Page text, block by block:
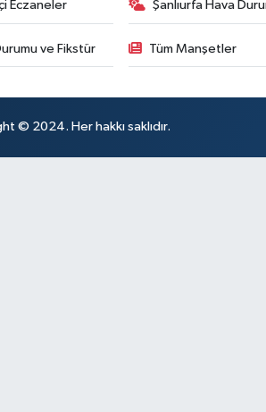
Eczaneler Şanlıurfa Hava
ve Fikstür Tüm Manşetler
© 2024. Her hakkı saklıdır.